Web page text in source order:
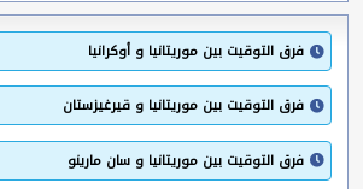
فرق التوقيت بين موريتانيا و أوكرانيا
فرق التوقيت بين موريتانيا و قيرغيزستان
فرق التوقيت بين موريتانيا و سان مارينو